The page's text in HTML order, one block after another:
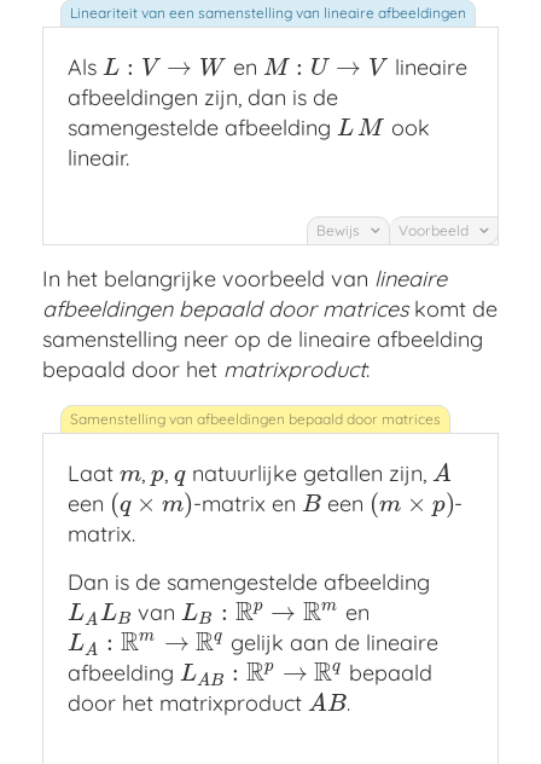
Als L : V → W
L:V →W en M : U → V
M:U→V
lineaire
afbeeldingen zijn, dan is de
samengestelde afbeelding LM
LM
ook
lineair.
Bewijs Voorbeeld
In het belangrijke voorbeeld van lineaire
afbeeldingen bepaald door matriceskomt de
samenstelling neer op de lineaire afbeelding
bepaald door het matrixproduct:
Laat m
m,p
p,q
qnatuurlijke getallen zijn, A
A
een (q × m)
(q ×m ) -matrix en B
B een (m × p)
(m× p)
-
matrix.
Dan is de samengestelde afbeelding
LA LB
LALB vanLB : Rp → Rm
LB: R p→Rm en
LA : Rm → Rq
LA: R m→ Rq
gelijk aan de lineaire
afbeelding LA B : Rp → Rq
LAB: R p→ Rq
bepaald
door het matrixproduct AB
AB .